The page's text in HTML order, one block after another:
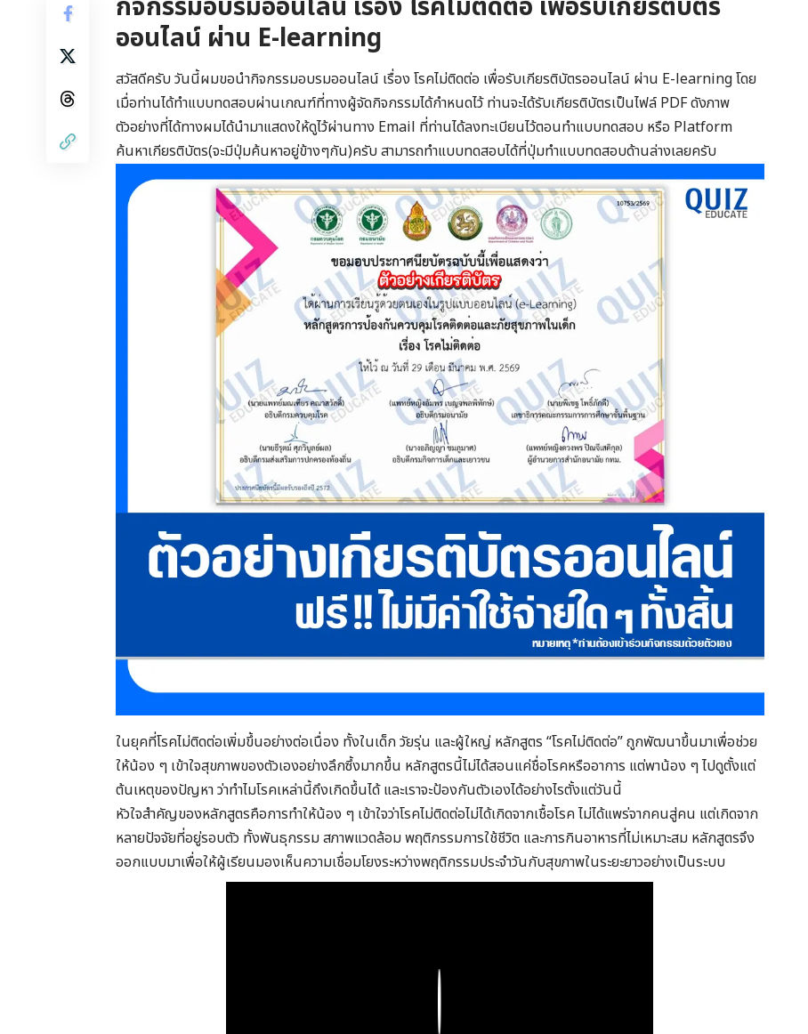
กิจกรรมอบรมออนไลน์ เรื่อง โรคไม่ติดต่อ เพื่อรับเกียรติบัตร
ออนไลน์ ผ่าน E-learning
สวัสดีครับ วันนี้ผมขอนำกิจกรรมอบรมออนไลน์ เรื่อง โรคไม่ติดต่อ เพื่อรับเกียรติบัตรออนไลน์ ผ่าน E-learning โดย
เมื่อท่านได้ทำแบบทดสอบผ่านเกณฑ์ที่ทางผู้จัดกิจกรรมได้กำหนดไว้ ท่านจะได้รับเกียรติบัตรเป็นไฟล์ PDF ดังภาพ
ตัวอย่างที่ได้ทางผมได้นำมาแสดงให้ดูไว้ผ่านทาง Email ที่ท่านได้ลงทะเบียนไว้ตอนทำแบบทดสอบ หรือ Platform
ค้นหาเกียรติบัตร(จะมีปุ่มค้นหาอยู่ข้างๆกัน)ครับ สามารถทำแบบทดสอบได้ที่ปุ่มทำแบบทดสอบด้านล่างเลยครับ
ในยุคที่โรคไม่ติดต่อเพิ่มขึ้นอย่างต่อเนื่อง ทั้งในเด็ก วัยรุ่น และผู้ใหญ่ หลักสูตร “โรคไม่ติดต่อ” ถูกพัฒนาขึ้นมาเพื่อช่วย
ให้น้อง ๆ เข้าใจสุขภาพของตัวเองอย่างลึกซึ้งมากขึ้น หลักสูตรนี้ไม่ได้สอนแค่ชื่อโรคหรืออาการ แต่พาน้อง ๆ ไปดูตั้งแต่
ต้นเหตุของปัญหา ว่าทำไมโรคเหล่านี้ถึงเกิดขึ้นได้ และเราจะป้องกันตัวเองได้อย่างไรตั้งแต่วันนี้
หัวใจสำคัญของหลักสูตรคือการทำให้น้อง ๆ เข้าใจว่าโรคไม่ติดต่อไม่ได้เกิดจากเชื้อโรค ไม่ได้แพร่จากคนสู่คน แต่เกิดจาก
หลายปัจจัยที่อยู่รอบตัว ทั้งพันธุกรรม สภาพแวดล้อม พฤติกรรมการใช้ชีวิต และการกินอาหารที่ไม่เหมาะสม หลักสูตรจึง
ออกแบบมาเพื่อให้ผู้เรียนมองเห็นความเชื่อมโยงระหว่างพฤติกรรมประจำวันกับสุขภาพในระยะยาวอย่างเป็นระบบ